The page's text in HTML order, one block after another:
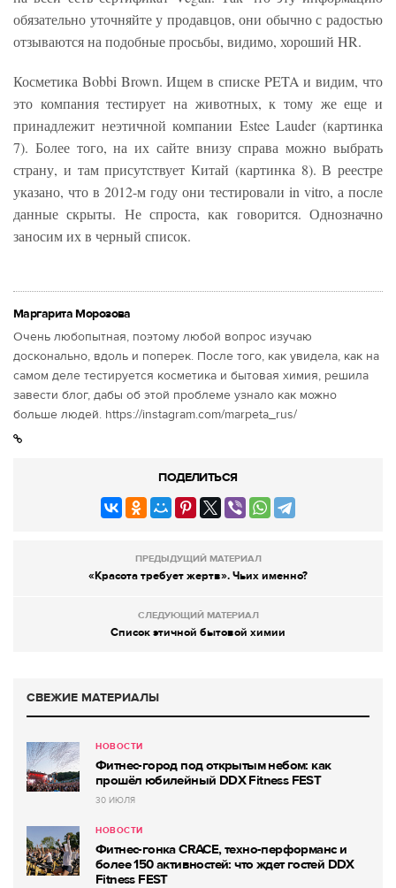
обязательно уточняйте у продавцов, они обычно с радостью
отзываются на подобные просьбы, видимо, хороший HR.
Косметика Bobbi Brown. Ищем в списке PETA и видим, что
это компания тестирует на животных, к тому же еще и
принадлежит неэтичной компании Estee Lauder (картинка
7). Более того, на их сайте внизу справа можно выбрать
страну, и там присутствует Китай (картинка 8). В реестре
указано, что в 2012-м году они тестировали in vitro, а после
данные скрыты. Не спроста, как говорится. Однозначно
заносим их в черный список.
Маргарита Морозова
Очень любопытная, поэтому любой вопрос изучаю
досконально, вдоль и поперек. После того, как увидела, как на
самом деле тестируется косметика и бытовая химия, решила
завести блог, дабы об этой проблеме узнало как можно
больше людей. https://instagram.com/marpeta_rus/
ПОДЕЛИТЬСЯ
ПРЕДЫДУЩИЙ МАТЕРИАЛ
«Красота требует жертв». Чьих именно?
СЛЕДУЮЩИЙ МАТЕРИАЛ
Список этичной бытовой химии
СВЕЖИЕ МАТЕРИАЛЫ
НОВОСТИ
Фитнес-город под открытым небом: как
прошёл юбилейный DDX Fitness FEST
30 ИЮЛЯ
НОВОСТИ
Фитнес-гонка CRACE, техно-перформанс и
более 150 активностей: что ждет гостей DDX
Fitness FEST